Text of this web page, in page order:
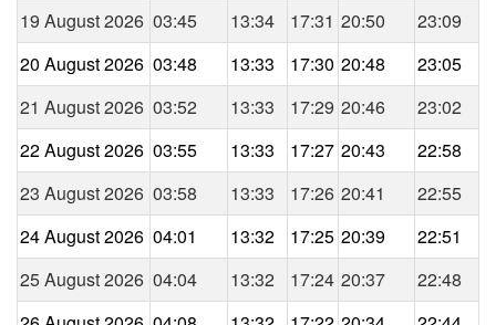
19 August 2026 03:45 13:34 17:31 20:50
23:09
20 August 2026 03:48 13:33 17:30 20:48
23:05
21 August 2026 03:52 13:33 17:29 20:46
23:02
22 August 2026 03:55 13:33 17:27 20:43
22:58
23 August 2026 03:58 13:33 17:26 20:41
22:55
24 August 2026 04:01 13:32 17:25 20:39
22:51
25 August 2026 04:04 13:32 17:24 20:37
22:48